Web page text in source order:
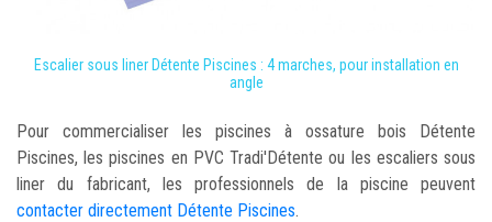
Escalier sous liner Détente Piscines : 4 marches, pour installation en
angle
Pour commercialiser les piscines à ossature bois Détente
Piscines, les piscines en PVC Tradi'Détente ou les escaliers sous
liner du fabricant, les professionnels de la piscine peuvent
contacter directement Détente Piscines